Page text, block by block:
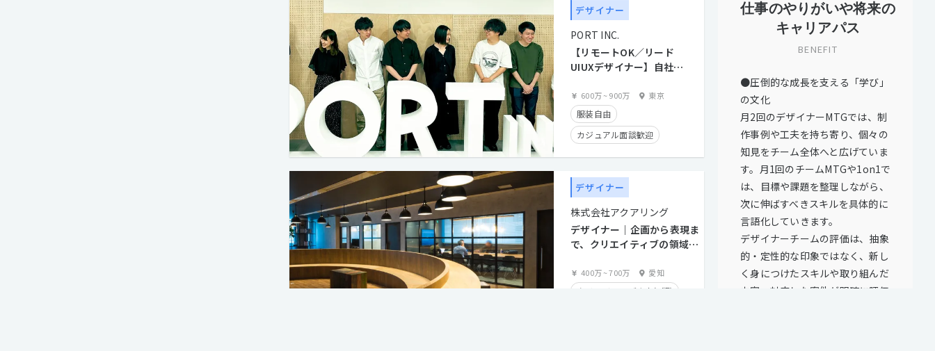
デザイナー
PORT INC.
【リモートOK／リード
UIUXデザイナー】自社サ
をお任せ
600万~900万 東京
服装自由
カジュアル面談歓迎
上場企業
産休・育休実績有り
長期休暇有り
残業手当有り
時短勤務有り
経験者優遇
デザイナー
株式会社アクアリング
デザイナー｜企画から表現ま
で、クリエイティブの領域を
400万~700万 愛知
クリエイティブ志向(β版)
仕事のやりがいや将来の
キャリアパス
BENEFIT
●圧倒的な成長を支える「学び」
の文化
月2回のデザイナーMTGでは、制
作事例や工夫を持ち寄り、個々の
知見をチーム全体へと広げていま
す。月1回のチームMTGや1on1で
は、目標や課題を整理しながら、
次に伸ばすべきスキルを具体的に
言語化していきます。
デザイナーチームの評価は、抽象
的・定性的な印象ではなく、新し
く身につけたスキルや取り組んだ
内容、対応した案件が明確に評価